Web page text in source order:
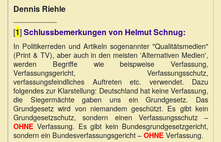
Dennis Riehle
[1]Schlussbemerkungen von Helmut Schnug:
In Politikerreden und Artikeln sogenannter "Qualitätsmedien"
(Print & TV), aber auch in den meisten 'Alternativen Medien',
werden Begriffe wie beispweise Verfassung,
Verfassungsgericht, Verfassungsschutz,
verfassungsfeindliches Auftreten etc. verwendet. Dazu
folgendes zur Klarstellung: Deutschland hat keine Verfassung,
die Siegermächte gaben uns ein Grundgesetz. Das
Grundgesetz wird von niemandem geschützt. Es gibt kein
Grundgesetzschutz, sondern einen Verfassungsschutz –
OHNE Verfassung. Es gibt kein Bundesgrundgesetzgericht,
sondern ein Bundesverfassungsgericht – OHNE Verfassung.